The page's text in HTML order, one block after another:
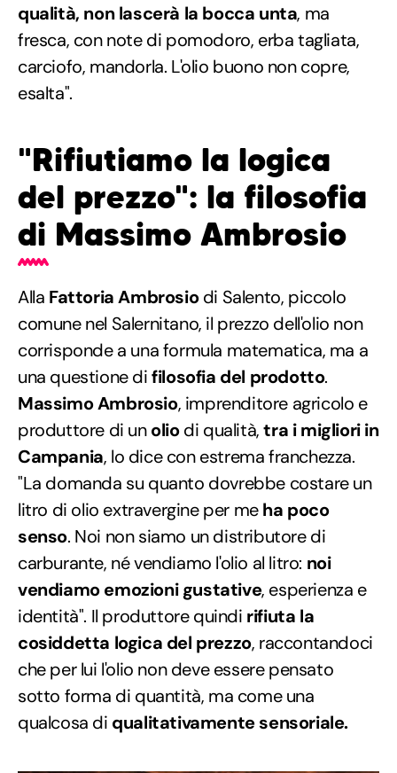
qualità, non lascerà la bocca unta, ma
fresca, con note di pomodoro, erba tagliata,
carciofo, mandorla. L'olio buono non copre,
esalta".
"Rifiutiamo la logica
del prezzo": la filosofia
di Massimo Ambrosio
Alla Fattoria Ambrosiodi Salento, piccolo
comune nel Salernitano, il prezzo dell'olio non
corrisponde a una formula matematica, ma a
una questione difilosofia del prodotto.
Massimo Ambrosio, imprenditore agricolo e
produttore di unoliodi qualità,tra i migliori in
Campania, lo dice con estrema franchezza.
"La domanda su quanto dovrebbe costare un
litro di olio extravergine per meha poco
senso. Noi non siamo un distributore di
carburante, né vendiamo l'olio al litro: noi
vendiamo emozioni gustative, esperienza e
identità". Il produttore quindi rifiuta la
cosiddetta logica del prezzo, raccontandoci
che per lui l'olio non deve essere pensato
sotto forma di quantità, ma come una
qualcosa di qualitativamente sensoriale.